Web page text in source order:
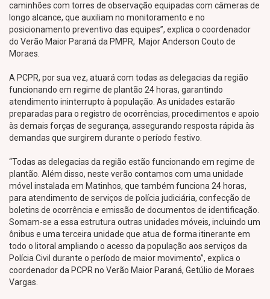
caminhões com torres de observação equipadas com câmeras de
longo alcance, que auxiliam no monitoramento e no
posicionamento preventivo das equipes”, explica o coordenador
do Verão Maior Paraná da PMPR, Major Anderson Couto de
Moraes.
A PCPR, por sua vez, atuará com todas as delegacias da região
funcionando em regime de plantão 24 horas, garantindo
atendimento ininterrupto à população. As unidades estarão
preparadas para o registro de ocorrências, procedimentos e apoio
às demais forças de segurança, assegurando resposta rápida às
demandas que surgirem durante o período festivo.
“Todas as delegacias da região estão funcionando em regime de
plantão. Além disso, neste verão contamos com uma unidade
móvel instalada em Matinhos, que também funciona 24 horas,
para atendimento de serviços de polícia judiciária, confecção de
boletins de ocorrência e emissão de documentos de identificação.
Somam-se a essa estrutura outras unidades móveis, incluindo um
ônibus e uma terceira unidade que atua de forma itinerante em
todo o litoral ampliando o acesso da população aos serviços da
Polícia Civil durante o período de maior movimento”, explica o
coordenador da PCPR no Verão Maior Paraná, Getúlio de Moraes
Vargas.